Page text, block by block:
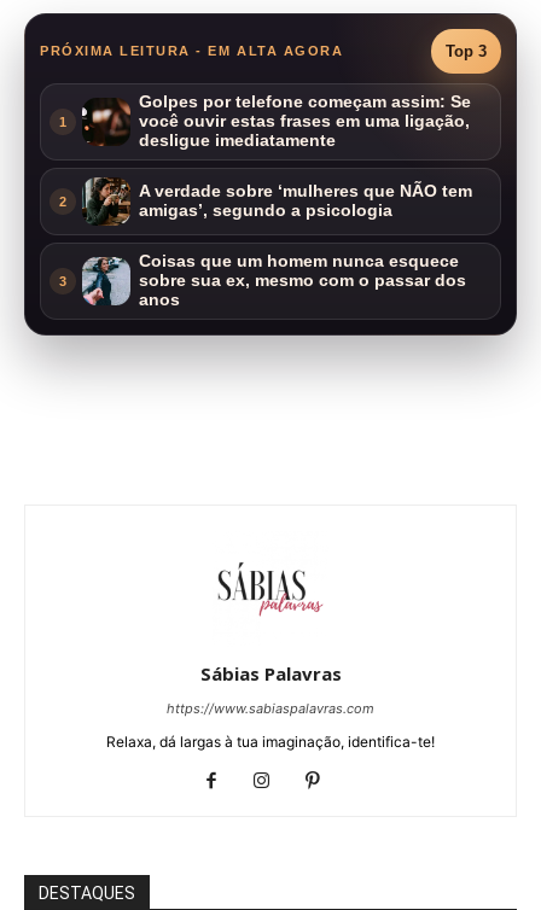
PRÓXIMA LEITURA - EM ALTA AGORA Top 3
1
Golpes por telefone começam assim: Se
você ouvir estas frases em uma ligação,
desligue imediatamente
2
A verdade sobre ‘mulheres que NÃO tem
amigas’, segundo a psicologia
3
Coisas que um homem nunca esquece
sobre sua ex, mesmo com o passar dos
anos
Sábias Palavras
https://www.sabiaspalavras.com
Relaxa, dá largas à tua imaginação, identifica-te!
DESTAQUES